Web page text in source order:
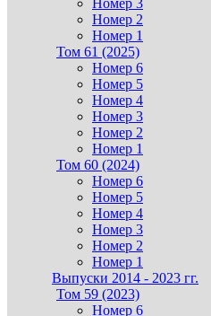
Номер 2
Номер 1
Том 61 (2025)
Номер 6
Номер 5
Номер 4
Номер 3
Номер 2
Номер 1
Том 60 (2024)
Номер 6
Номер 5
Номер 4
Номер 3
Номер 2
Номер 1
Выпуски 2014 - 2023 гг.
Том 59 (2023)
Номер 6